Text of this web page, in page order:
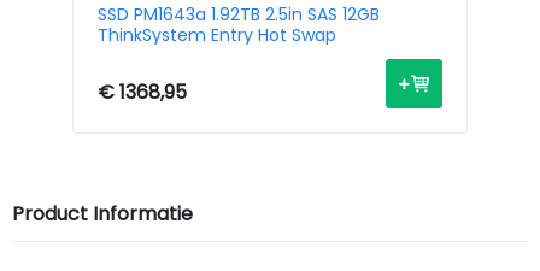
SSD PM1643a 1.92TB 2.5in SAS 12GB
ThinkSystem Entry Hot Swap
€ 1368,95
Product Informatie